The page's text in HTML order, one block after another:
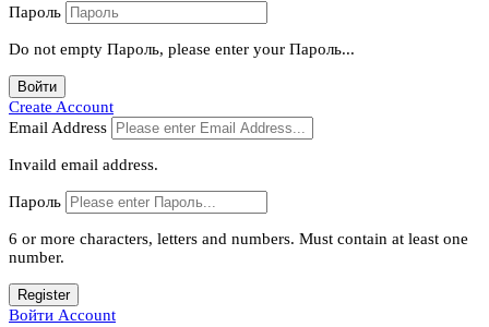
Пароль
Do not empty Пароль, please enter your Пароль...
Войти
Create Account
Email Address
Invaild email address.
Пароль
6 or more characters, letters and numbers. Must contain at least one
number.
Register
Войти Account